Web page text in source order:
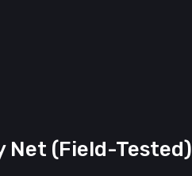
Net (Field-Tested)